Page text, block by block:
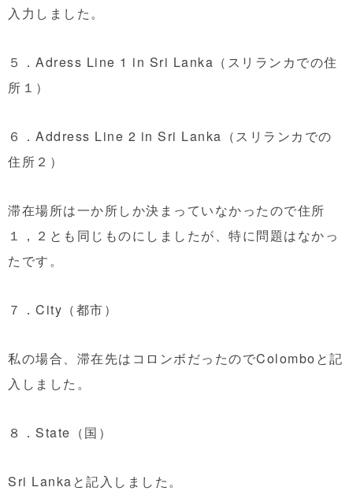
入力しました。
５．Adress Line 1 in Sri Lanka（スリランカでの住
所１）
６．Address Line 2 in Sri Lanka（スリランカでの
住所２）
滞在場所は一か所しか決まっていなかったので住所
１，２とも同じものにしましたが、特に問題はなかっ
たです。
７．City（都市）
私の場合、滞在先はコロンボだったのでColomboと記
入しました。
８．State（国）
Sri Lankaと記入しました。